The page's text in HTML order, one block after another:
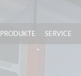
PRODUKTE SERVICE